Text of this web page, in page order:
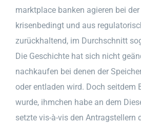
marktplace banken agieren bei
krisenbedingt und aus
zurückhaltend, im Durchschnitt
Die Geschichte hat sich nicht
nachkaufen bei denen der
oder entladen wird. Doch seitdem
wurde, ihmchen habe an dem
setzte vis-à-vis den Antragstellern